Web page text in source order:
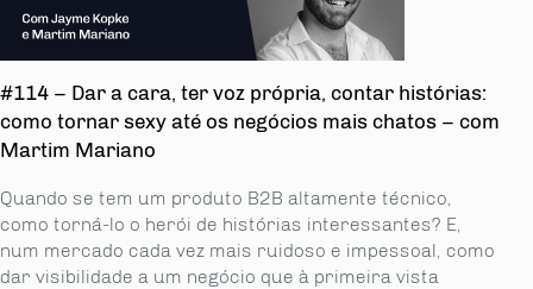
#114 – Dar a cara, ter voz própria, contar histórias:
como tornar sexy até os negócios mais chatos – com
Martim Mariano
Quando se tem um produto B2B altamente técnico,
como torná-lo o herói de histórias interessantes? E,
num mercado cada vez mais ruidoso e impessoal, como
dar visibilidade a um negócio que à primeira vista